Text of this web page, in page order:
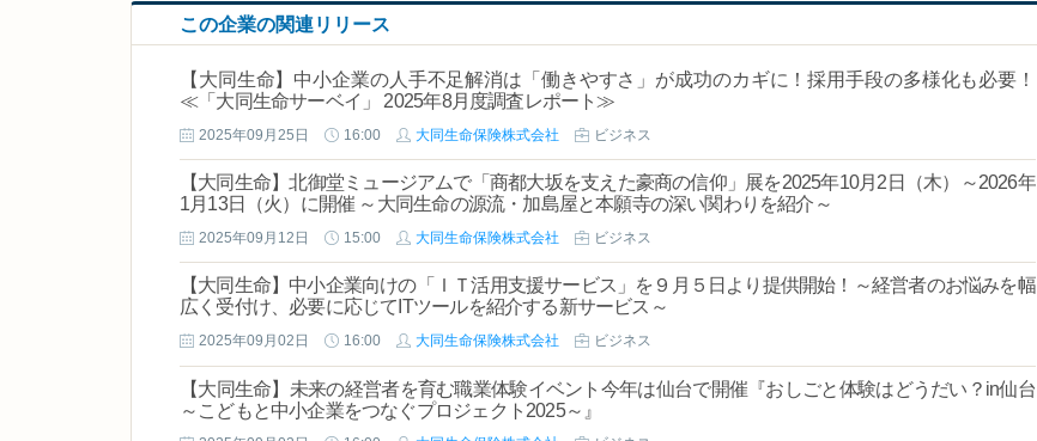
この企業の関連リリース
【大同生命】中小企業の人手不足解消は「働きやすさ」が成功のカギに！採用手段の多様化も必要！
≪「大同生命サーベイ」 2025年8月度調査レポート≫
2025年09月25日 16:00 大同生命保険株式会社 ビジネス
【大同生命】北御堂ミュージアムで「商都大坂を支えた豪商の信仰」展を2025年10月2日（木）～2026年
1月13日（火）に開催 ～大同生命の源流・加島屋と本願寺の深い関わりを紹介～
2025年09月12日 15:00 大同生命保険株式会社 ビジネス
【大同生命】中小企業向けの「ＩＴ活用支援サービス」を９月５日より提供開始！～経営者のお悩みを幅
広く受付け、必要に応じてITツールを紹介する新サービス～
2025年09月02日 16:00 大同生命保険株式会社 ビジネス
【大同生命】未来の経営者を育む職業体験イベント今年は仙台で開催『おしごと体験はどうだい？in仙台
～こどもと中小企業をつなぐプロジェクト2025～』